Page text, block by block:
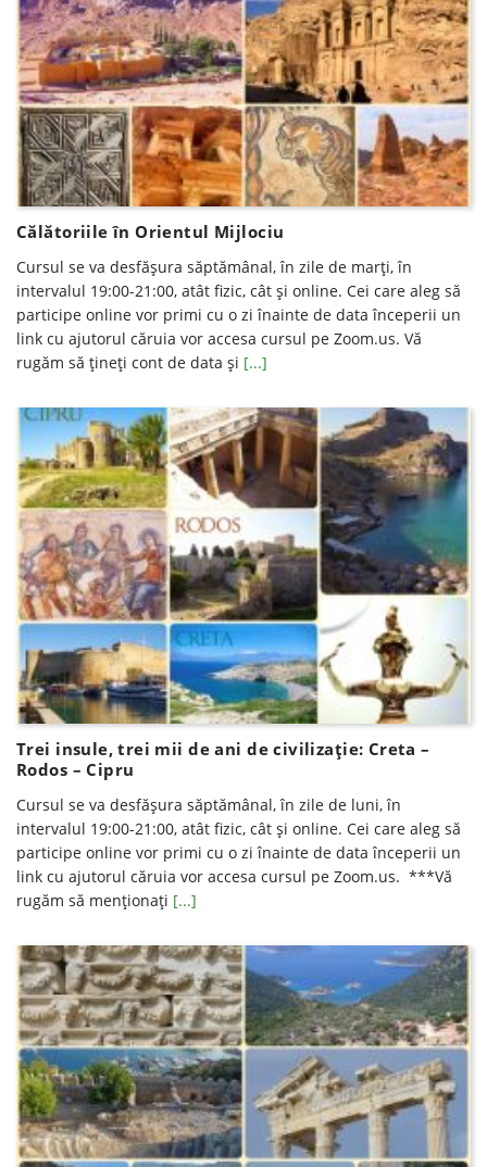
Călătoriile în Orientul Mijlociu
Cursul se va desfăşura săptămânal, în zile de marți, în
intervalul 19:00-21:00, atât fizic, cât şi online. Cei care aleg să
participe online vor primi cu o zi înainte de data începerii un
link cu ajutorul căruia vor accesa cursul pe Zoom.us. Vă
rugăm să ţineţi cont de data şi [...]
Trei insule, trei mii de ani de civilizație: Creta –
Rodos – Cipru
Cursul se va desfăşura săptămânal, în zile de luni, în
intervalul 19:00-21:00, atât fizic, cât şi online. Cei care aleg să
participe online vor primi cu o zi înainte de data începerii un
link cu ajutorul căruia vor accesa cursul pe Zoom.us. ***Vă
rugăm să menţionaţi [...]